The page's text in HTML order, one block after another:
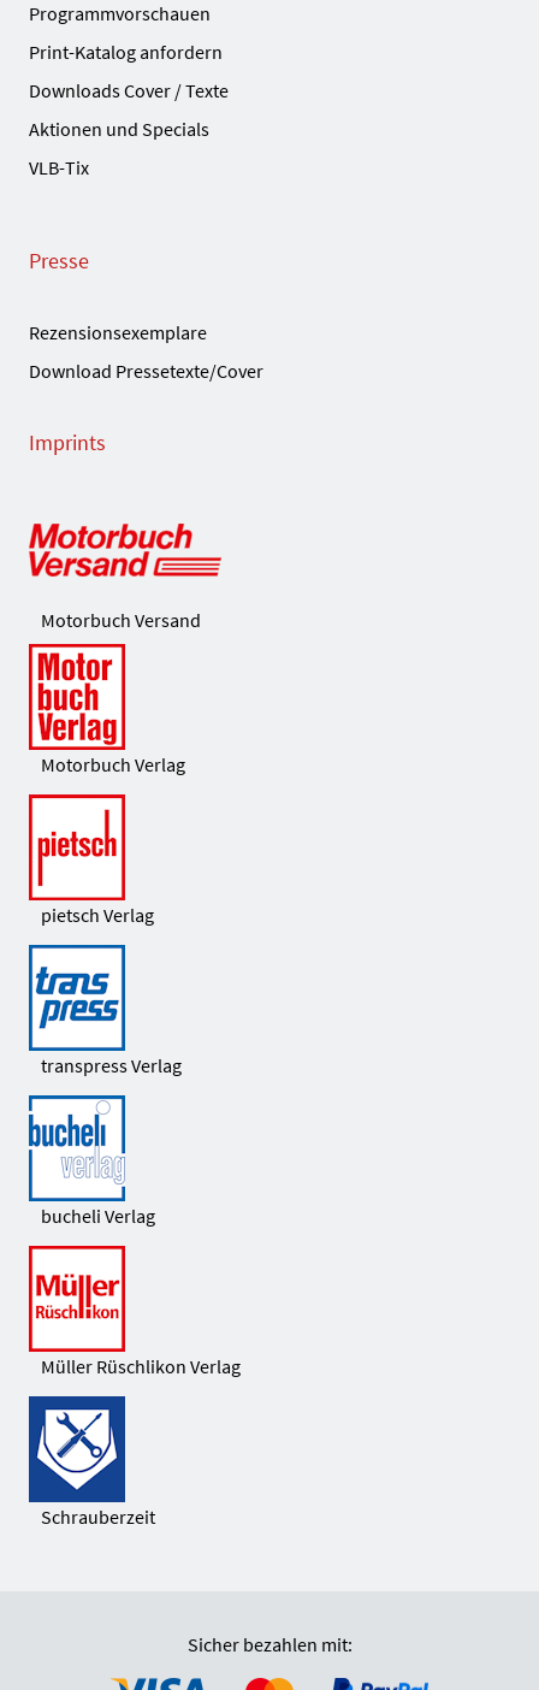
Programmvorschauen
Print-Katalog anfordern
Downloads Cover / Texte
Aktionen und Specials
VLB-Tix
Presse
Rezensionsexemplare
Download Pressetexte/Cover
Imprints
Motorbuch Versand
Motorbuch Verlag
pietsch Verlag
transpress Verlag
bucheli Verlag
Müller Rüschlikon Verlag
Schrauberzeit
Sicher bezahlen mit: